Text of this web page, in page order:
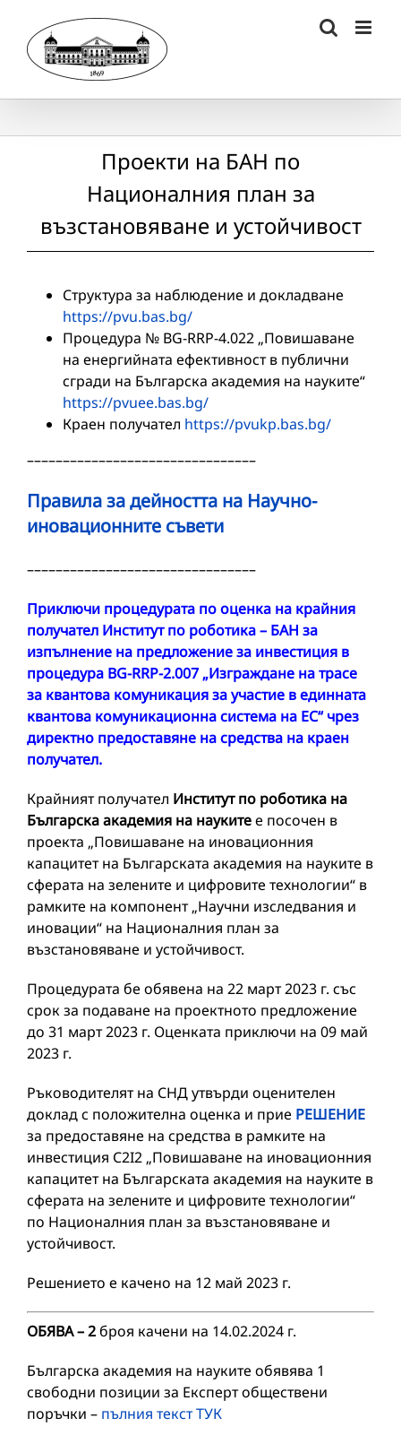
content
Проекти на БАН по
Националния план за
възстановяване и устойчивост
Структура за наблюдение и докладване
https://pvu.bas.bg/
Процедура № BG-RRP-4.022 „Повишаване
на енергийната ефективност в публични
сгради на Българска академия на науките“
https://pvuee.bas.bg/
Краен получател https://pvukp.bas.bg/
––––––––––––––––––––––––––––––––
Правила за дейността на Научно-
иновационните съвети
––––––––––––––––––––––––––––––––
Приключи процедурата по оценка на крайния
получател Институт по роботика – БАН за
изпълнение на предложение за инвестиция в
процедура BG-RRP-2.007 „Изграждане на трасе
за квантова комуникация за участие в единната
квантова комуникационна система на ЕС“ чрез
директно предоставяне на средства на краен
получател.
Крайният получател Институт по роботика на
Българска академия на наукитее посочен в
проекта „Повишаване на иновационния
капацитет на Българската академия на науките в
сферата на зелените и цифровите технологии“ в
рамките на компонент „Научни изследвания и
иновации“ на Националния план за
възстановяване и устойчивост.
Процедурата бе обявена на 22 март 2023 г. със
срок за подаване на проектното предложение
до 31 март 2023 г. Оценката приключи на 09 май
2023 г.
Ръководителят на СНД утвърди оценителен
доклад с положителна оценка и прие РЕШЕНИЕ
за предоставяне на средства в рамките на
инвестиция C2I2 „Повишаване на иновационния
капацитет на Българската академия на науките в
сферата на зелените и цифровите технологии“
по Националния план за възстановяване и
устойчивост.
Решението е качено на 12 май 2023 г.
ОБЯВА– 2броя качени на 14.02.2024 г.
Българска академия на науките обявява 1
свободни позиции за Експерт обществени
поръчки – пълния текст ТУК